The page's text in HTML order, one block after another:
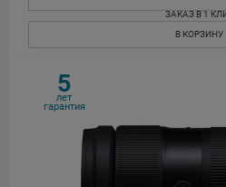
ЗАКАЗ В 1
В КОРЗИНУ
5
лет
гарантия